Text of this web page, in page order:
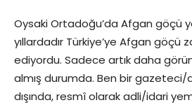
Oysaki Ortadoğu’da Afgan göçü
yıllardadır Türkiye’ye Afgan göçü
ediyordu. Sadece artık daha
almış durumda. Ben bir
dışında, resmî olarak adli/idari